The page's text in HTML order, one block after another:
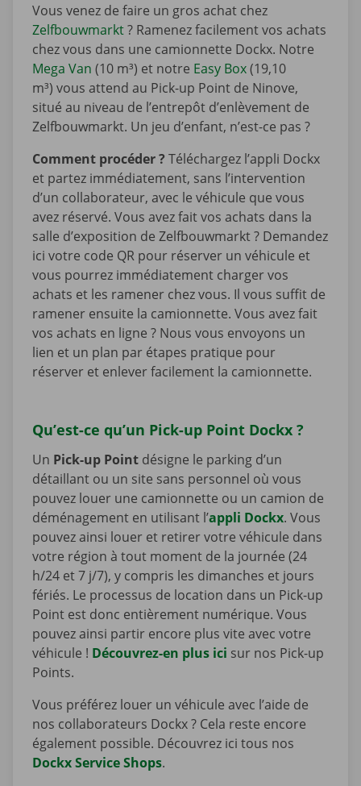
Vous venez de faire un gros achat chez
Zelfbouwmarkt? Ramenez facilement vos achats
chez vous dans une camionnette Dockx. Notre
Mega Van (10 m³) et notre Easy Box(19,10
m³) vous attend au Pick-up Point de Ninove,
situé au niveau de l’entrepôt d’enlèvement de
Zelfbouwmarkt. Un jeu d’enfant, n’est-ce pas ?
Comment procéder ? Téléchargez l’appli Dockx
et partez immédiatement, sans l’intervention
d’un collaborateur, avec le véhicule que vous
avez réservé. Vous avez fait vos achats dans la
salle d’exposition de Zelfbouwmarkt ? Demandez
ici votre code QR pour réserver un véhicule et
vous pourrez immédiatement charger vos
achats et les ramener chez vous. Il vous suffit de
ramener ensuite la camionnette. Vous avez fait
vos achats en ligne ? Nous vous envoyons un
lien et un plan par étapes pratique pour
réserver et enlever facilement la camionnette.
Qu’est-ce qu’un Pick-up Point Dockx ?
Un Pick-up Point désigne le parking d’un
détaillant ou un site sans personnel où vous
pouvez louer une camionnette ou un camion de
déménagement en utilisant l’appli Dockx. Vous
pouvez ainsi louer et retirer votre véhicule dans
votre région à tout moment de la journée (24
h/24 et 7 j/7), y compris les dimanches et jours
fériés. Le processus de location dans un Pick-up
Point est donc entièrement numérique. Vous
pouvez ainsi partir encore plus vite avec votre
véhicule ! Découvrez-en plus ici sur nos Pick-up
Points.
Vous préférez louer un véhicule avec l’aide de
nos collaborateurs Dockx ? Cela reste encore
également possible. Découvrez ici tous nos
Dockx Service Shops.